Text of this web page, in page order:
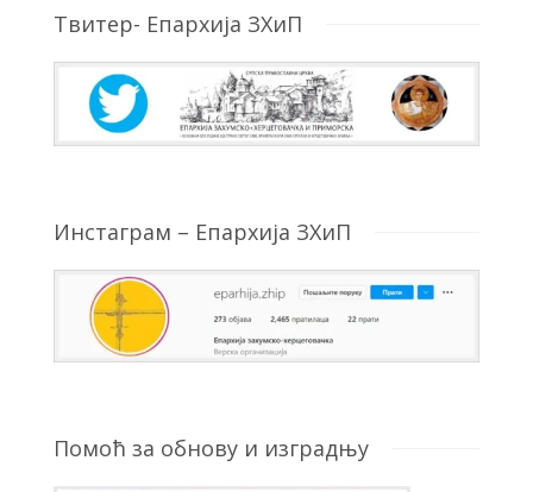
Твитер- Епархија ЗХиП
Инстаграм – Епархија ЗХиП
Помоћ за обнову и изградњу